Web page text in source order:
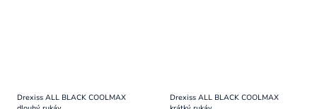
Drexiss ALL BLACK COOLMAX
Drexiss ALL BLACK COOLMAX